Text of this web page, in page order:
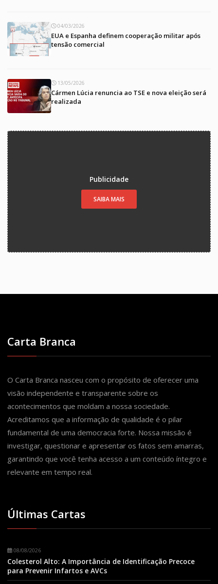
04/03/2026
EUA e Espanha definem cooperação militar após
tensão comercial
13/05/2026
Cármen Lúcia renuncia ao TSE e nova eleição será
realizada
Publicidade
SAIBA MAIS
Carta Branca
O Carta Branca nasceu com o propósito de oferecer uma
visão independente e transparente sobre os
acontecimentos que moldam a nossa sociedade.
Acreditamos que a informação de qualidade é o pilar
fundamental de uma democracia forte. Nossa missão é
investigar, questionar e apresentar os fatos sem amarras,
garantindo que você tenha acesso a um conteúdo íntegro e
relevante em tempo real.
Últimas Cartas
08/08/2026
Colesterol Alto: A Importância de Identificação Precoce
para Prevenir Infartos e AVCs